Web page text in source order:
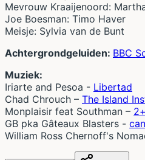
Mevrouw Kraaijenoord:
Joe Boesman: Timo Haver
Meisje: Sylvia van de Bunt
Achtergrondgeluiden: BBC
Muziek:
Iriarte and Pesoa - Libertad
Chad Chrouch – The Island
Monplaisir feat Southman –
GB pka Gâteaux Blasters -
William Ross Chernoff's